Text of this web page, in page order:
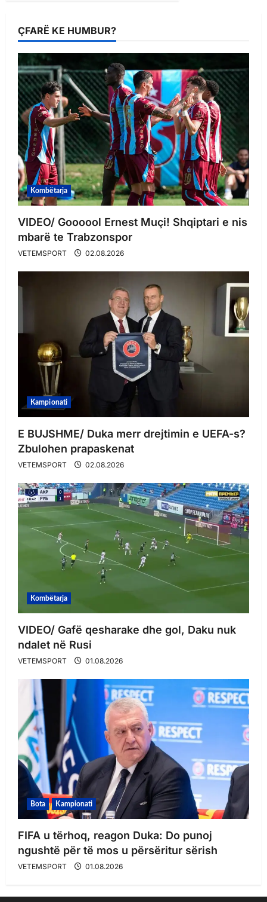
ÇFARË KE HUMBUR?
Kombëtarja
VIDEO/ Goooool Ernest Muçi! Shqiptari e nis
mbarë te Trabzonspor
VETEMSPORT 02.08.2026
Kampionati
E BUJSHME/ Duka merr drejtimin e UEFA-s?
Zbulohen prapaskenat
VETEMSPORT 02.08.2026
Kombëtarja
VIDEO/ Gafë qesharake dhe gol, Daku nuk
ndalet në Rusi
VETEMSPORT 01.08.2026
Bota Kampionati
FIFA u tërhoq, reagon Duka: Do punoj
ngushtë për të mos u përsëritur sërish
VETEMSPORT 01.08.2026